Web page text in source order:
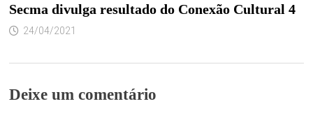
Secma divulga resultado do Conexão Cultural 4
24/04/2021
Deixe um comentário